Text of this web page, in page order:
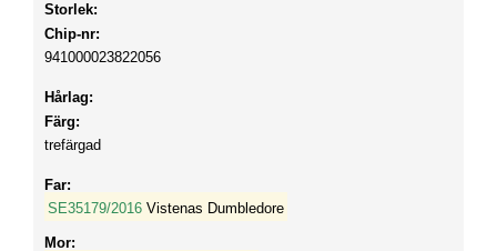
Storlek:
Chip-nr:
941000023822056
Hårlag:
Färg:
trefärgad
Far:
SE35179/2016 Vistenas Dumbledore
Mor: